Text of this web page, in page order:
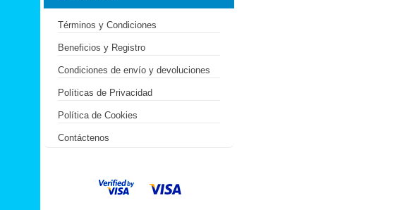
Términos y Condiciones
Beneficios y Registro
Condiciones de envío y devoluciones
Políticas de Privacidad
Política de Cookies
Contáctenos